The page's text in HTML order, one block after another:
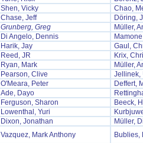
Shen, Vicky
Chao,
Chase, Jeff
Döring,
Grunberg, Greg
Müller,
Di Angelo, Dennis
Harik, Jay
Gaul,
Reed, JR
Krix,
Ryan, Mark
Müller,
Pearson, Clive
Jellinek,
O'Meara, Peter
Deffert,
Ade, Dayo
Ferguson, Sharon
Beeck,
Lowenthal, Yuri
Dixon, Jonathan
Müller,
Vazquez, Mark Anthony
Bublies,